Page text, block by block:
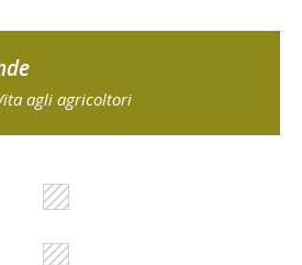
agli agricoltori